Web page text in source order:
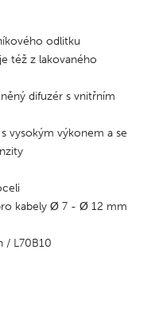
odlitku
též z lakovaného
difuzér s vnitřním
vysokým výkonem a se
kabely Ø 7 - Ø 12 mm
/ L70B10